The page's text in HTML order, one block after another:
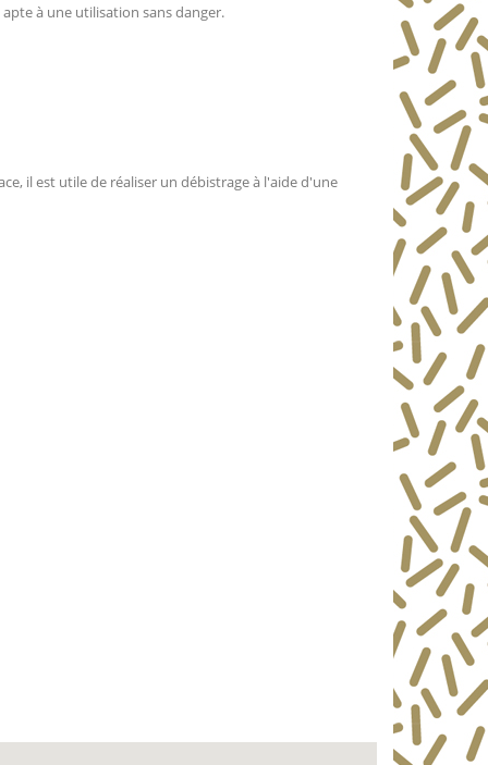
à une utilisation sans danger.
il est utile de réaliser un débistrage à l'aide d'une